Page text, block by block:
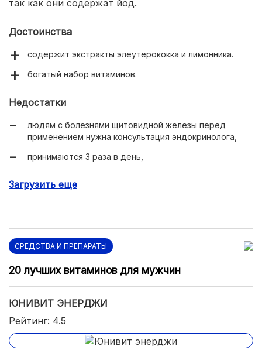
так как они содержат йод.
Достоинства
содержит экстракты элеутерококка и лимонника.
богатый набор витаминов.
Недостатки
людям с болезнями щитовидной железы перед
применением нужна консультация эндокринолога,
принимаются 3 раза в день,
рекомендованном курсе месяц.
Загрузить еще
СРЕДСТВА И ПРЕПАРАТЫ
20 лучших витаминов для мужчин
ЮНИВИТ ЭНЕРДЖИ
Рейтинг: 4.5